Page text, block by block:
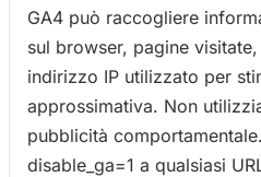
GA4 può raccogliere
sul browser, pagine
indirizzo IP utilizzato per
approssimativa. Non
pubblicità
disable_ga=1 a qualsiasi